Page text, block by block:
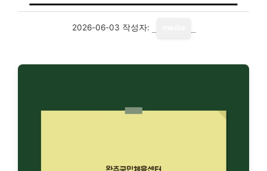
2026-06-03 작성자: